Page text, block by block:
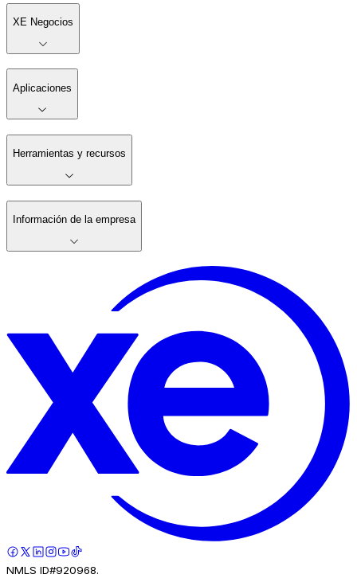
XE Negocios
Aplicaciones
Herramientas y recursos
Información de la empresa
NMLS ID#920968.